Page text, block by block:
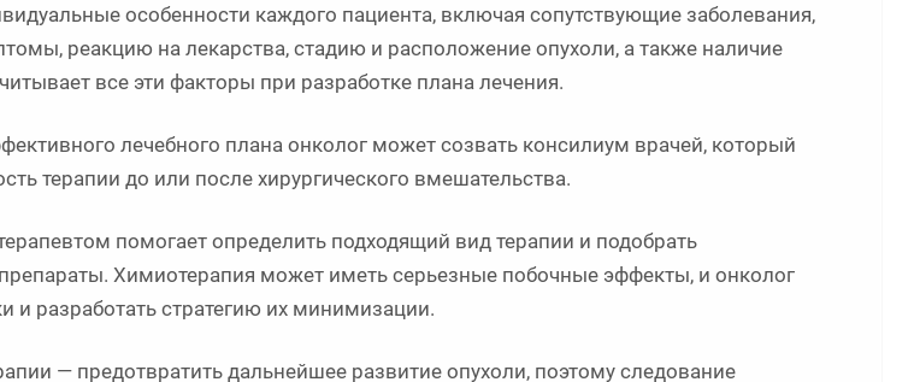
особенности каждого пациента, включая сопутствующие заболевания,
реакцию на лекарства, стадию и расположение опухоли, а также наличие
все эти факторы при разработке плана лечения.
лечебного плана онколог может созвать консилиум врачей, который
терапии до или после хирургического вмешательства.
помогает определить подходящий вид терапии и подобрать
Химиотерапия может иметь серьезные побочные эффекты, и онколог
и разработать стратегию их минимизации.
— предотвратить дальнейшее развитие опухоли, поэтому следование